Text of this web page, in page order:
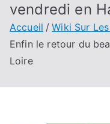
vendredi en
Accueil
Wiki Sur
Enfin le retour du
Loire